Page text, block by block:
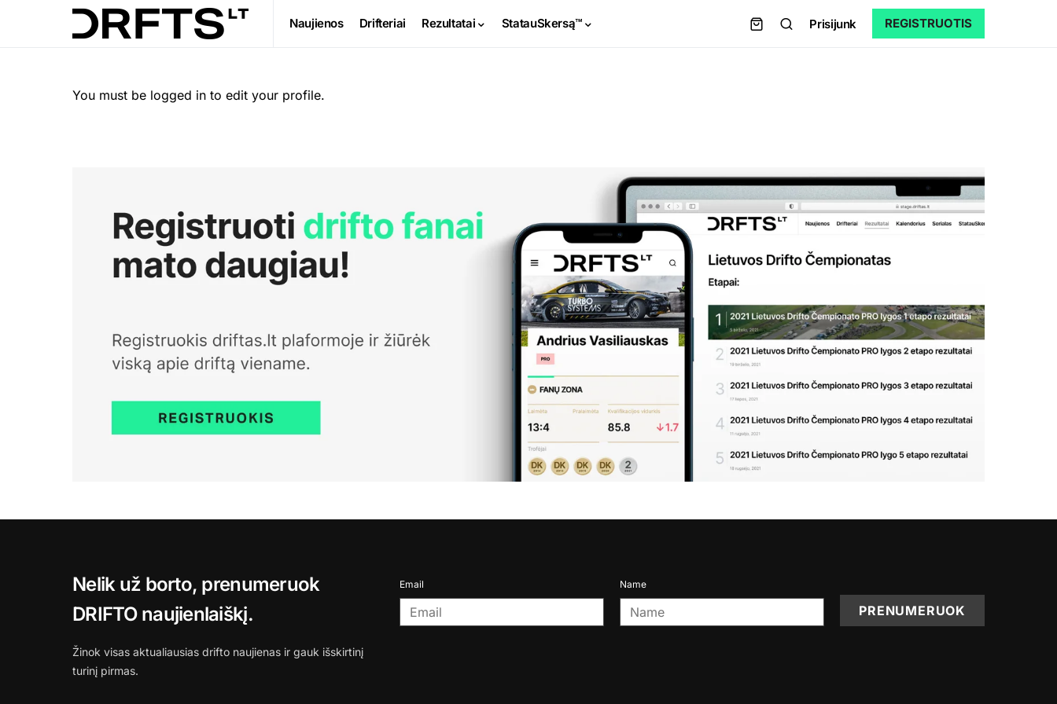
Naujienos Drifteriai Rezultatai StatauSkersą™ Prisijunk REGISTRUOTIS
You must be logged in to edit your profile.
Nelik už borto, prenumeruok
DRIFTO naujienlaiškį.
Žinok visas aktualiausias drifto naujienas ir gauk išskirtinį
turinį pirmas.
Email Name
PRENUMERUOK